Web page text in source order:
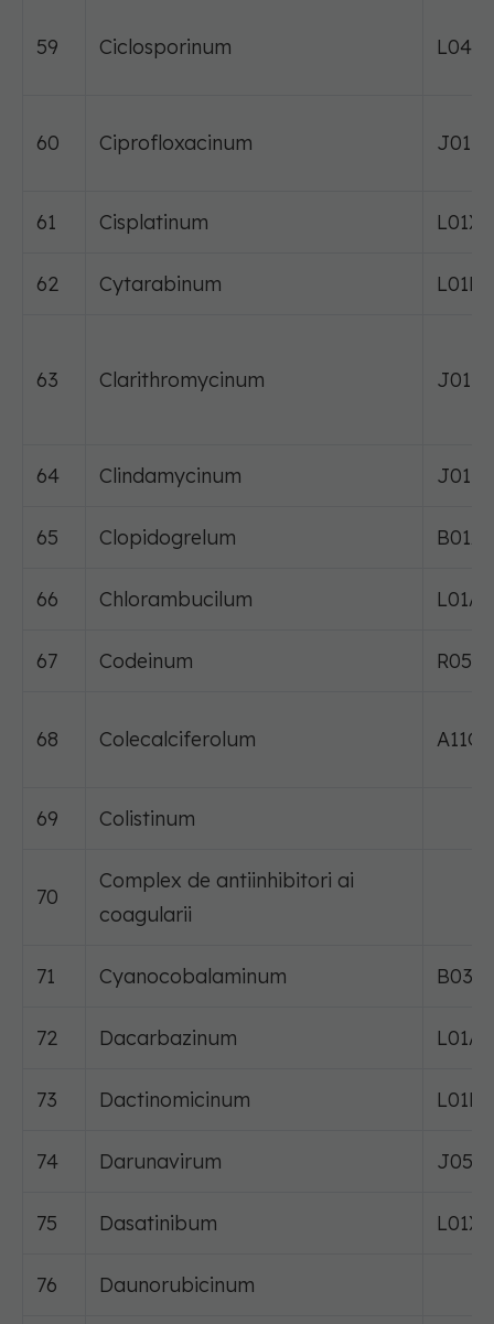
59 Ciclosporinum
60 Ciprofloxacinum
61 Cisplatinum
62 Cytarabinum
63 Clarithromycinum
64 Clindamycinum
65 Clopidogrelum
66 Chlorambucilum
67 Codeinum
68 Colecalciferolum
69 Colistinum
70
Complex de antiinhibitori ai
coagularii
71 Cyanocobalaminum
72 Dacarbazinum
73 Dactinomicinum
74 Darunavirum
75 Dasatinibum
76 Daunorubicinum